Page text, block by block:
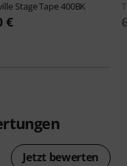
Stage Tape 400BK
€
Jetzt bewerten